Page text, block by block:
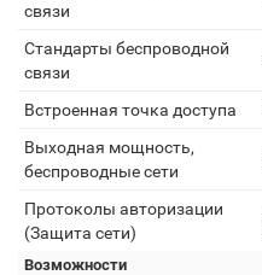
связи
Стандарты беспроводной
связи
Встроенная точка доступа
Выходная мощность,
беспроводные сети
Протоколы авторизации
(Защита сети)
Возможности